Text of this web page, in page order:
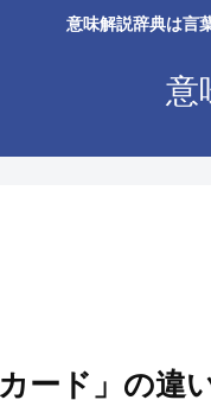
意味解説辞典は言
意
ード」の違